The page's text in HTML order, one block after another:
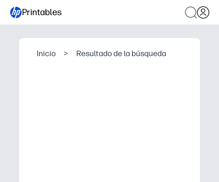
Printables
Inicio > Resultado de la búsqueda